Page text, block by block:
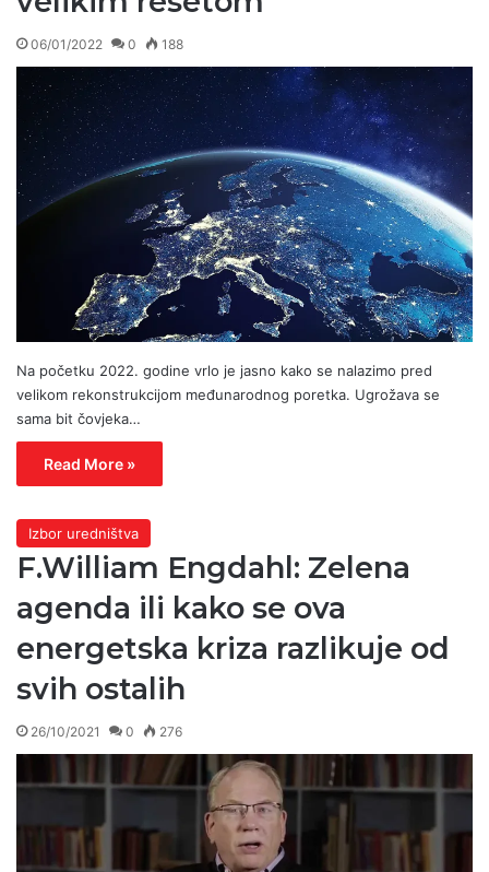
06/01/2022 0 188
Na početku 2022. godine vrlo je jasno kako se nalazimo pred
velikom rekonstrukcijom međunarodnog poretka. Ugrožava se
sama bit čovjeka…
Read More »
Izbor uredništva
F.William Engdahl: Zelena
agenda ili kako se ova
energetska kriza razlikuje od
svih ostalih
26/10/2021 0 276